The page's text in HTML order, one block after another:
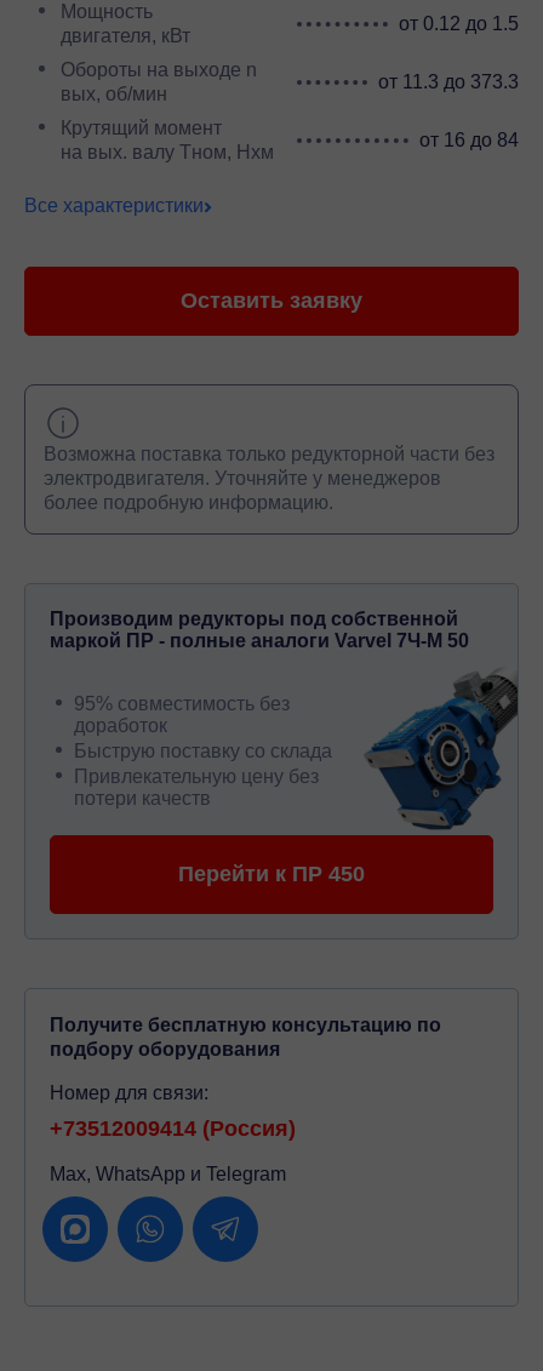
Мощность
двигателя, кВт
от 0.12 до 1.5
Обороты на выходе n
вых, об/мин
от 11.3 до 373.3
Крутящий момент
на вых. валу Тном, Нхм
от 16 до 84
Все характеристики
Оставить заявку
Возможна поставка только редукторной части без
электродвигателя. Уточняйте у менеджеров
более подробную информацию.
Производим редукторы под собственной
маркой ПР - полные аналоги Varvel 7Ч-М 50
95% совместимость без
доработок
Быструю поставку со склада
Привлекательную цену без
потери качеств
Перейти к ПР 450
Получите бесплатную консультацию по
подбору оборудования
Номер для связи:
+73512009414 (Россия)
Max, WhatsApp и Telegram